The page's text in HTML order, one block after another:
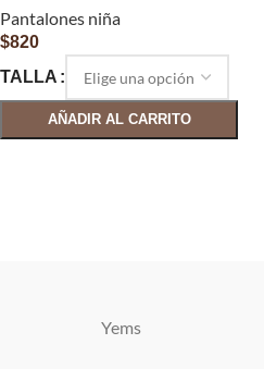
Pantalones niña
$820
TALLA
AÑADIR AL CARRITO
Yems